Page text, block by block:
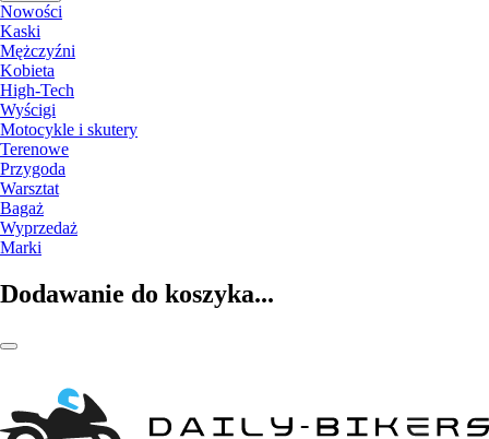
Nowości
Kaski
Mężczyźni
Kobieta
High-Tech
Wyścigi
Motocykle i skutery
Terenowe
Przygoda
Warsztat
Bagaż
Wyprzedaż
Marki
Dodawanie do koszyka...